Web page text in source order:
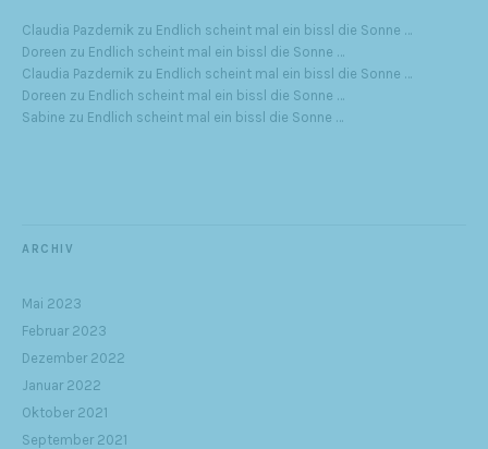
Claudia Pazdernik zu Endlich scheint mal ein bissl die Sonne …
Doreen zu Endlich scheint mal ein bissl die Sonne …
Claudia Pazdernik zu Endlich scheint mal ein bissl die Sonne …
Doreen zu Endlich scheint mal ein bissl die Sonne …
Sabine zu Endlich scheint mal ein bissl die Sonne …
ARCHIV
Mai 2023
Februar 2023
Dezember 2022
Januar 2022
Oktober 2021
September 2021